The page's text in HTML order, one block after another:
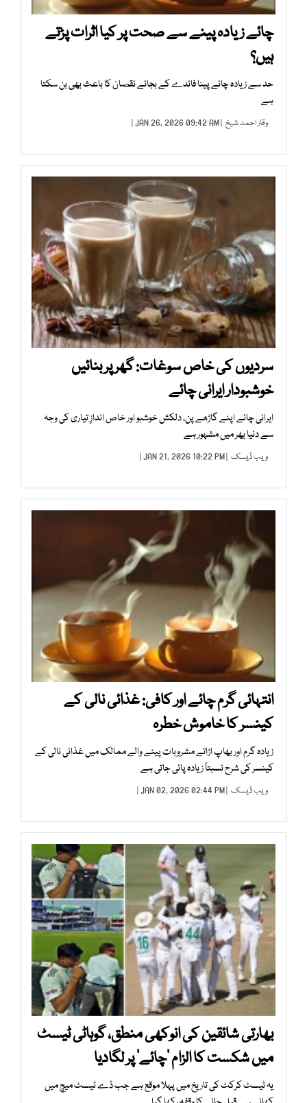
چائے زیادہ پینے سے صحت پر کیا اثرات پڑتے
ہیں؟
حد سے زیادہ چائے پینا فائدے کے بجائے نقصان کا باعث بھی بن سکتا
ہے
وقار احمد شیخ | JAN 26, 2026 09:42 AM |
سردیوں کی خاص سوغات: گھر پر بنائیں
خوشبودار ایرانی چائے
ایرانی چائے اپنے گاڑھے پن، دلکش خوشبو اور خاص اندازِ تیاری کی وجہ
سے دنیا بھر میں مشہور ہے
ویب ڈیسک | JAN 21, 2026 10:22 PM |
انتہائی گرم چائے اور کافی: غذائی نالی کے
کینسر کا خاموش خطرہ
زیادہ گرم اور بھاپ اڑاتے مشروبات پینے والے ممالک میں غذائی نالی کے
کینسر کی شرح نسبتاً زیادہ پائی جاتی ہے
ویب ڈیسک | JAN 02, 2026 02:44 PM |
بھارتی شائقین کی انوکھی منطق، گوہاٹی ٹیسٹ
میں شکست کا الزام ’چائے‘ پر لگادیا
یہ ٹیسٹ کرکٹ کی تاریخ میں پہلا موقع ہے جب ڈے ٹیسٹ میچ میں